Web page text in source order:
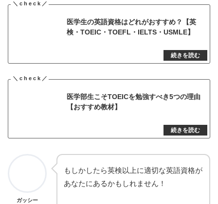
医学生の英語資格はどれがおすすめ？【英
検・TOEIC・TOEFL・IELTS・USMLE】
医学部生こそTOEICを勉強すべき5つの理由
【おすすめ教材】
ガッシー
もしかしたら英検以上に適切な英語資格が
あなたにあるかもしれません！